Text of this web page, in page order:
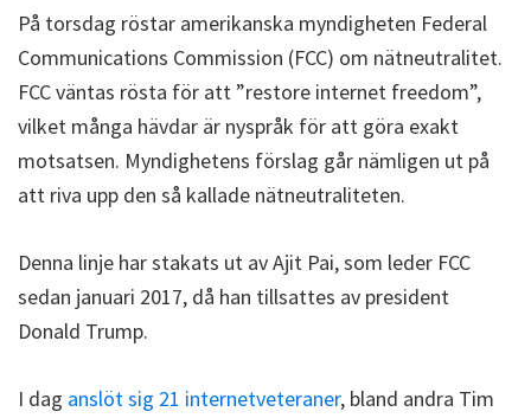
På torsdag röstar amerikanska myndigheten Federal
Communications Commission (FCC) om nätneutralitet.
FCC väntas rösta för att ”restore internet freedom”,
vilket många hävdar är nyspråk för att göra exakt
motsatsen. Myndighetens förslag går nämligen ut på
att riva upp den så kallade nätneutraliteten.
Denna linje har stakats ut av Ajit Pai, som leder FCC
sedan januari 2017, då han tillsattes av president
Donald Trump.
I dag anslöt sig 21 internetveteraner, bland andra Tim